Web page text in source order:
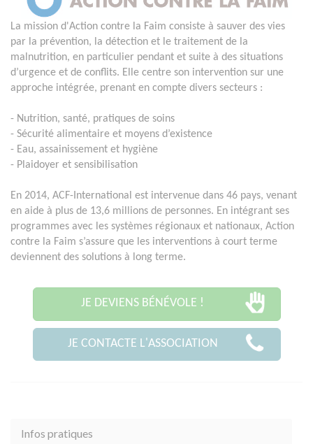
La mission d'Action contre la Faim consiste à sauver des vies
par la prévention, la détection et le traitement de la
malnutrition, en particulier pendant et suite à des situations
d’urgence et de conflits. Elle centre son intervention sur une
approche intégrée, prenant en compte divers secteurs :
- Nutrition, santé, pratiques de soins
- Sécurité alimentaire et moyens d’existence
- Eau, assainissement et hygiène
- Plaidoyer et sensibilisation
En 2014, ACF-International est intervenue dans 46 pays, venant
en aide à plus de 13,6 millions de personnes. En intégrant ses
programmes avec les systèmes régionaux et nationaux, Action
contre la Faim s’assure que les interventions à court terme
deviennent des solutions à long terme.
JE DEVIENS BÉNÉVOLE !
JE CONTACTE L'ASSOCIATION
Infos pratiques